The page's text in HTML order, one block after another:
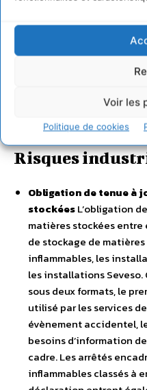
Voir les
Politique de cookies
de 1000 € au 1er
à son niveau actuel
6 mois. Les particuliers
de 6 000€ pour
Risques
Obligation de tenue à
stockéesL’obligation
matières stockées
de stockage de
inflammables, les
les installations
sous deux formats, le
utilisé par les services
évènement accidentel,
besoins d’information
cadre. Les arrêtés
inflammables classés à